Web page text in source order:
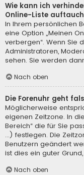
Wie kann ich
Online-Liste
In Ihrem persönlichen
eine Option „Meinen
verbergen“. Wenn Sie
Administratoren,
sehen. Sie werden
Nach oben
Die Forenuhr geht
Möglicherweise
eigenen Zeitzone. In
Bereich“ die für Sie
...) festlegen. Die
Benutzern geändert
ist dies ein guter
Nach oben